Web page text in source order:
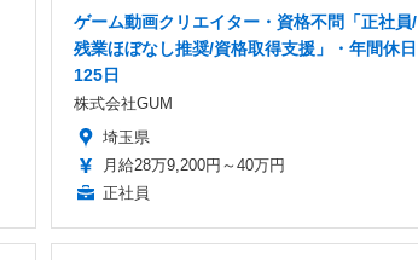
ゲーム動画クリエイター・資格不問「正社員/
残業ほぼなし推奨/資格取得支援」・年間休日
125日
株式会社GUM
埼玉県
月給28万9,200円～40万円
正社員